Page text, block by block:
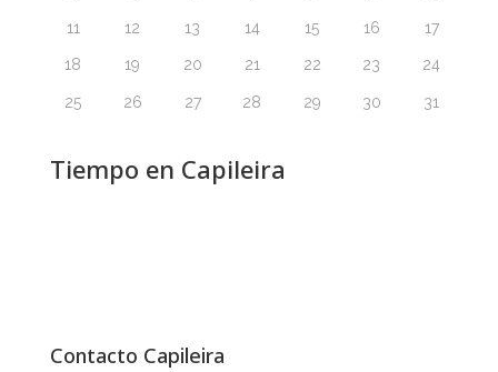
11 12 13 14 15 16 17
18 19 20 21 22 23 24
25 26 27 28 29 30 31
Tiempo en Capileira
Contacto Capileira